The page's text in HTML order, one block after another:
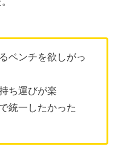
ベンチを欲しがっ
ち運びが楽
統一したかった